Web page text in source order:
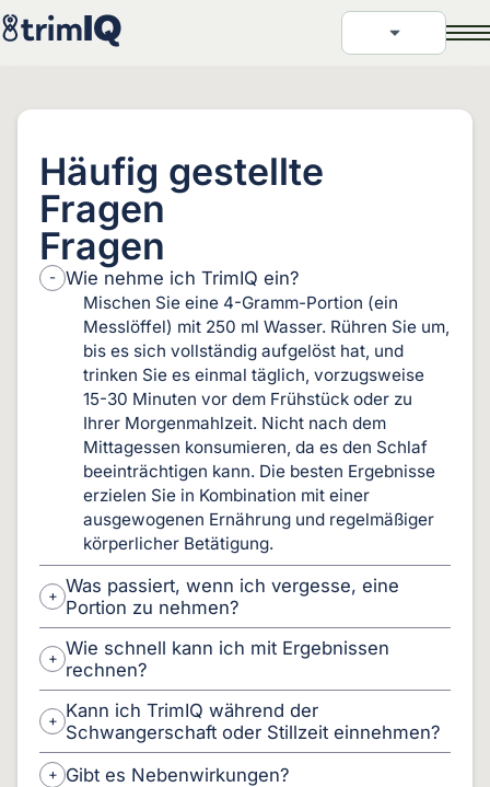
Häufig gestellte
Fragen
Fragen
Wie nehme ich TrimIQ ein?
Mischen Sie eine 4-Gramm-Portion (ein
Messlöffel) mit 250 ml Wasser. Rühren Sie um,
bis es sich vollständig aufgelöst hat, und
trinken Sie es einmal täglich, vorzugsweise
15-30 Minuten vor dem Frühstück oder zu
Ihrer Morgenmahlzeit. Nicht nach dem
Mittagessen konsumieren, da es den Schlaf
beeinträchtigen kann. Die besten Ergebnisse
erzielen Sie in Kombination mit einer
ausgewogenen Ernährung und regelmäßiger
körperlicher Betätigung.
Was passiert, wenn ich vergesse, eine
Portion zu nehmen?
Wie schnell kann ich mit Ergebnissen
rechnen?
Kann ich TrimIQ während der
Schwangerschaft oder Stillzeit einnehmen?
Gibt es Nebenwirkungen?